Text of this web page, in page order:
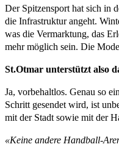
Der Spitzensport hat sich in
die Infrastruktur angeht.
was die Vermarktung, das
mehr möglich sein. Die
St.Otmar unterstützt also
Ja, vorbehaltlos. Genau so
Schritt gesendet wird, ist
mit der Stadt sowie mit der
«Keine andere Handball-